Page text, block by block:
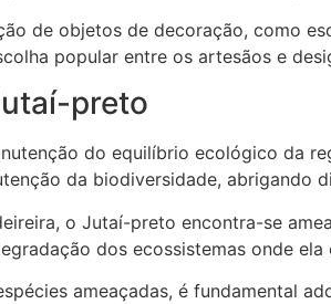
de objetos de decoração, como
popular entre os artesãos e
preto
do equilíbrio ecológico da
da biodiversidade, abrigando
o Jutaí-preto encontra-se
dos ecossistemas onde ela
ameaçadas, é fundamental